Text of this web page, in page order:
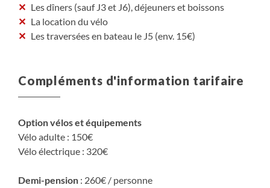
Les dîners (sauf J3 et J6), déjeuners et boissons
La location du vélo
Les traversées en bateau le J5 (env. 15€)
Compléments d'information tarifaire
Option vélos et équipements
Vélo adulte : 150€
Vélo électrique : 320€
Demi-pension : 260€ / personne